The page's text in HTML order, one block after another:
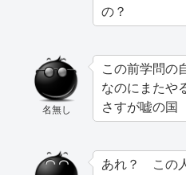
の？
名無し
この前学問の
なのにまたや
さすが嘘の国
あれ？ この